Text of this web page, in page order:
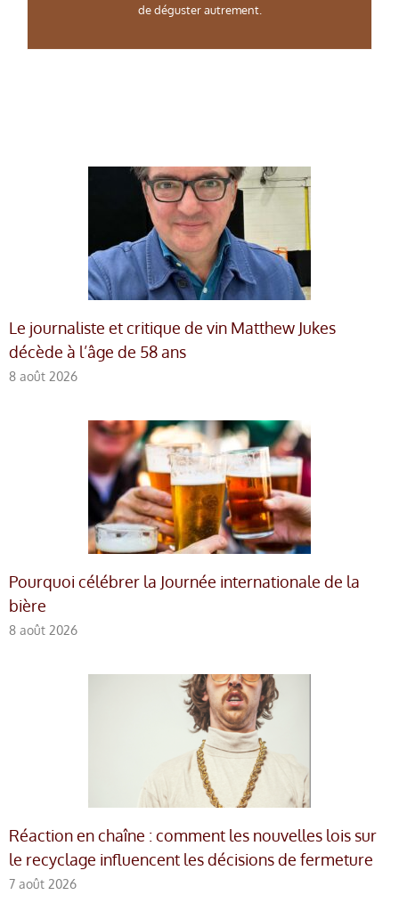
de déguster autrement.
Le journaliste et critique de vin Matthew Jukes
décède à l’âge de 58 ans
8 août 2026
Pourquoi célébrer la Journée internationale de la
bière
8 août 2026
Réaction en chaîne : comment les nouvelles lois sur
le recyclage influencent les décisions de fermeture
7 août 2026